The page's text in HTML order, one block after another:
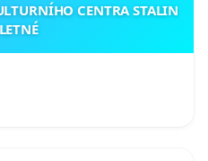
CENTRA STALIN